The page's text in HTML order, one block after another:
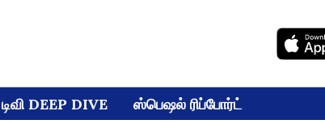
DEEP DIVE ஸ்பெஷல் ரிப்போர்ட்